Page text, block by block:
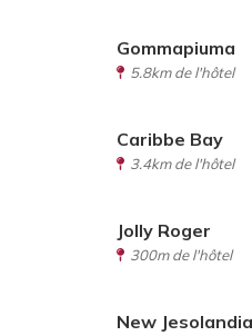
Gommapiuma
5.8km de l'hôtel
Caribbe Bay
3.4km de l'hôtel
Jolly Roger
300m de l'hôtel
New Jesolandia